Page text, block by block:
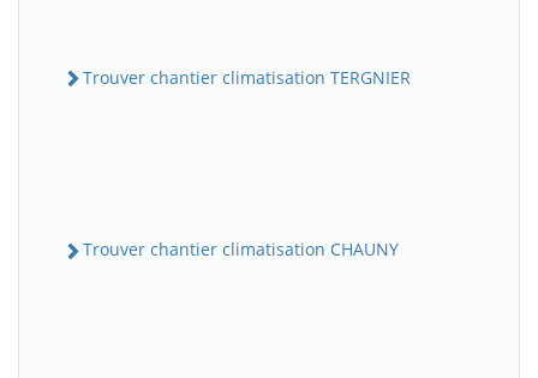
Trouver chantier climatisation TERGNIER
Trouver chantier climatisation CHAUNY